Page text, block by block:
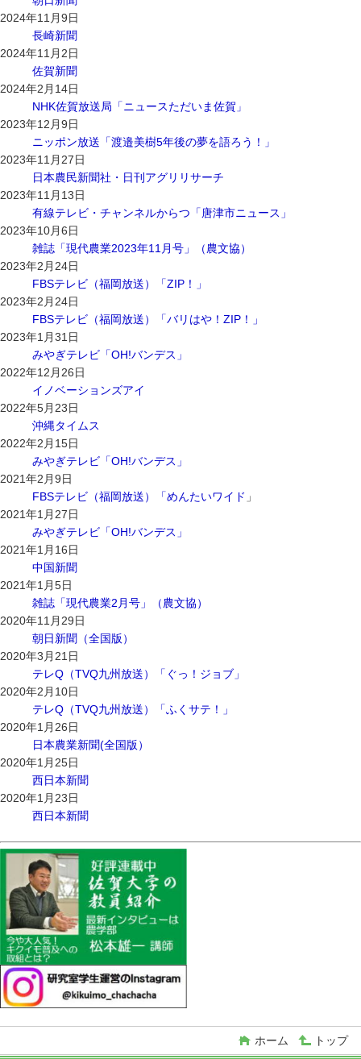
2024年11月9日
長崎新聞
2024年11月2日
佐賀新聞
2024年2月14日
NHK佐賀放送局「ニュースただいま佐賀 」
2023年12月9日
ニッポン放送「渡邉美樹5年後の夢を語ろう！
」
2023年11月27日
日本農民新聞社・日刊アグリリサーチ
2023年11月13日
有線テレビ・チャンネルからつ「唐津市ニュース」
2023年10月6日
雑誌「現代農業2023年11月号」（農文協）
2023年2月24日
FBSテレビ（福岡放送）「ZIP！」
2023年2月24日
FBSテレビ（福岡放送）「バリはや！ZIP！」
2023年1月31日
みやぎテレビ「OH!バンデス」
2022年12月26日
イノベーションズアイ
2022年5月23日
沖縄タイムス
2022年2月15日
みやぎテレビ「OH!バンデス」
2021年2月9日
FBSテレビ（福岡放送）「めんたいワイド 」
2021年1月27日
みやぎテレビ「OH!バンデス」
2021年1月16日
中国新聞
2021年1月5日
雑誌「現代農業2月号」（農文協）
2020年11月29日
朝日新聞（全国版）
2020年3月21日
テレQ（TVQ九州放送）「ぐっ！ジョブ」
2020年2月10日
テレQ（TVQ九州放送）「ふくサテ！」
2020年1月26日
日本農業新聞(全国版）
2020年1月25日
西日本新聞
2020年1月23日
西日本新聞
ホーム トップ